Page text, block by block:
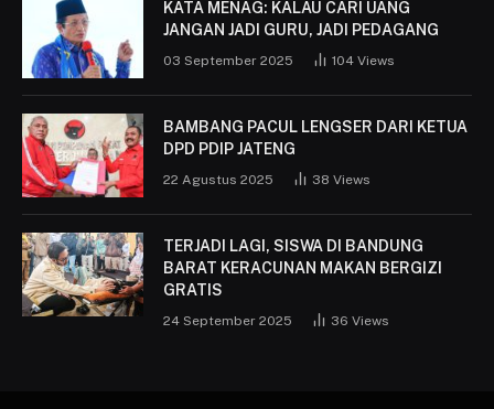
KATA MENAG: KALAU CARI UANG
JANGAN JADI GURU, JADI PEDAGANG
03 September 2025 104 Views
BAMBANG PACUL LENGSER DARI KETUA
DPD PDIP JATENG
22 Agustus 2025 38 Views
TERJADI LAGI, SISWA DI BANDUNG
BARAT KERACUNAN MAKAN BERGIZI
GRATIS
24 September 2025 36 Views